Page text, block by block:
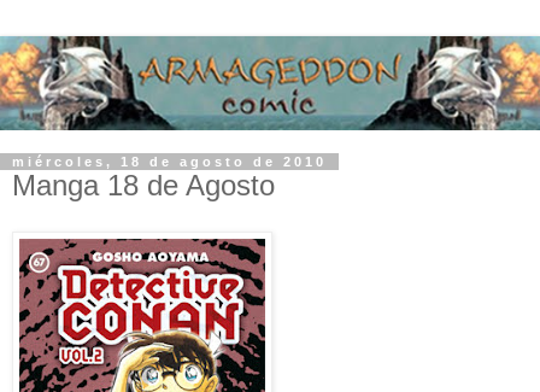
miércoles, 18 de agosto de 2010
Manga 18 de Agosto